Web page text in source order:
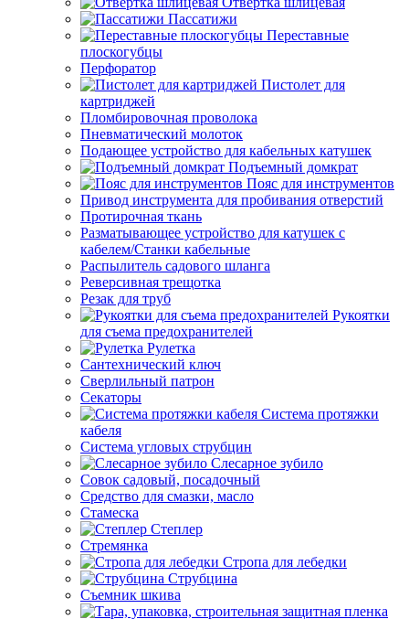
Пассатижи
Переставные
плоскогубцы
Перфоратор
Пистолет для
картриджей
Пломбировочная проволока
Пневматический молоток
Подающее устройство для кабельных катушек
Подъемный домкрат
Пояс для инструментов
Привод инструмента для пробивания отверстий
Протирочная ткань
Разматывающее устройство для катушек с
кабелем/Станки кабельные
Распылитель садового шланга
Реверсивная трещотка
Резак для труб
Рукоятки
для съема предохранителей
Рулетка
Сантехнический ключ
Сверлильный патрон
Секаторы
Система протяжки
кабеля
Система угловых струбцин
Слесарное зубило
Совок садовый, посадочный
Средство для смазки, масло
Стамеска
Степлер
Стремянка
Стропа для лебедки
Струбцина
Съемник шкива